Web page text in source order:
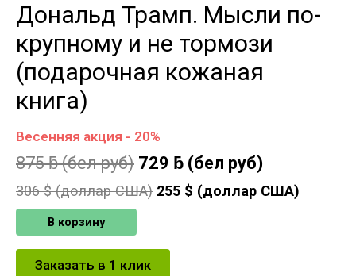
Дональд Трамп. Мысли по-
крупному и не тормози
(подарочная кожаная
книга)
Весенняя акция - 20%
875ƃ(бел руб) 729 ƃ (бел руб)
306$ (доллар США) 255 $ (доллар США)
В корзину
Заказать в 1 клик